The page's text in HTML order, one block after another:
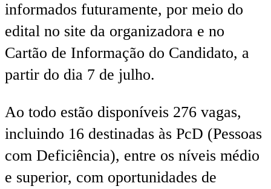
informados futuramente, por meio do
edital no site da organizadora e no
Cartão de Informação do Candidato, a
partir do dia 7 de julho.
Ao todo estão disponíveis 276 vagas,
incluindo 16 destinadas às PcD (Pessoas
com Deficiência), entre os níveis médio
e superior, com oportunidades de